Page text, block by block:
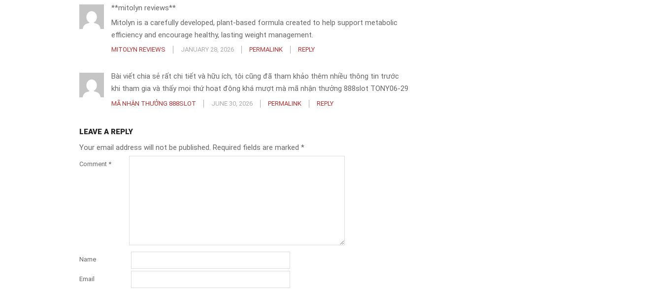
**mitolyn reviews**
Mitolyn is a carefully developed, plant-based formula created to help support metabolic
efficiency and encourage healthy, lasting weight management.
MITOLYN REVIEWS JANUARY 28, 2026 PERMALINK REPLY
Bài viết chia sẻ rất chi tiết và hữu ích, tôi cũng đã tham khảo thêm nhiều thông tin trước
khi tham gia và thấy mọi thứ hoạt động khá mượt mà mã nhận thưởng 888slot TONY06-29
MÃ NHẬN THƯỞNG 888SLOT JUNE 30, 2026 PERMALINK REPLY
LEAVE A REPLY
Your email address will not be published. Required fields are marked *
Comment *
Name
Email